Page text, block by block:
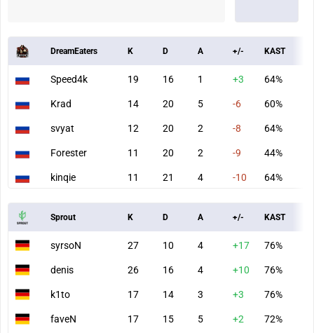
DreamEaters K D A +/- KAST
Speed4k 19 16 1 +3 64%
Krad 14 20 5 -6 60%
svyat 12 20 2 -8 64%
Forester 11 20 2 -9 44%
kinqie 11 21 4 -10 64%
Sprout K D A +/- KAST
syrsoN 27 10 4 +17 76%
denis 26 16 4 +10 76%
k1to 17 14 3 +3 76%
faveN 17 15 5 +2 72%